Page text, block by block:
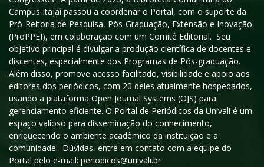
Campus Itajaí passou a coordenar o Portal, com o suporte da
Pró-Reitoria de Pesquisa, Pós-Graduação, Extensão e Inovação
(ProPPEI), em colaboração com um Comitê Editorial. Seu
objetivo principal é divulgar a produção científica de docentes e
discentes, especialmente dos Programas de Pós-graduação.
Além disso, promove acesso facilitado, visibilidade e apoio aos
editores dos periódicos, com 20 deles atualmente hospedados,
usando a plataforma Open Journal Systems (OJS) para
gerenciamento eficiente. O Portal de Periódicos da Univali é um
espaço valioso para disseminação do conhecimento,
enriquecendo o ambiente acadêmico da instituição e a
comunidade. Dúvidas, entre em contato com a equipe do
Portal pelo e-mail: periodicos@univali.br